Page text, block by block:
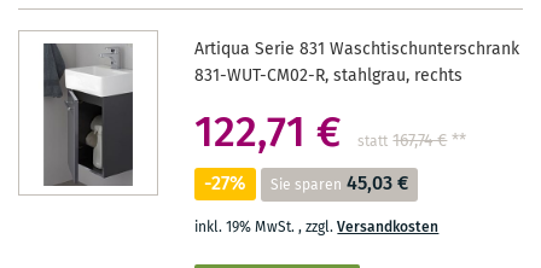
Artiqua Serie 831 Waschtischunterschrank
831-WUT-CM02-R, stahlgrau, rechts
122,71 € statt 167,74 €**
-27% Sie sparen 45,03 €
inkl. 19% MwSt.,zzgl.Versandkosten